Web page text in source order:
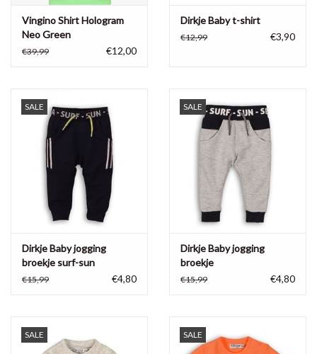
Vingino Shirt Hologram
Neo Green
€39,99 €12,00
Dirkje Baby t-shirt
€12,99 €3,90
SALE
Dirkje Baby jogging
broekje surf-sun
€15,99 €4,80
SALE
Dirkje Baby jogging
broekje
€15,99 €4,80
SALE SALE